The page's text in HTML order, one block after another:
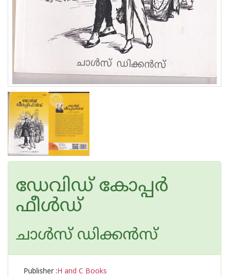
ഡേവിഡ് കോപ്പര്‍
ഫീള്‍ഡ്
ചാള്‍സ് ഡിക്കന്‍സ്
Publisher :H and C Books